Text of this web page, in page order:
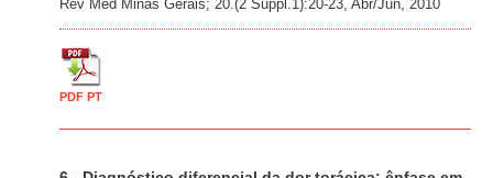
Rev Med Minas Gerais; 20.(2 Suppl.1):20-23, Abr/Jun, 2010
PDF PT